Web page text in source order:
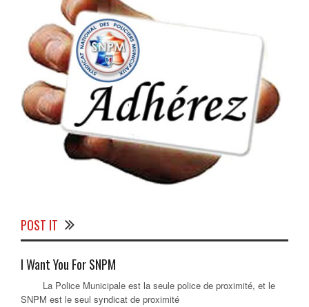
POST IT
I Want You For SNPM
La Police Municipale est la seule police de proximité, et le
SNPM est le seul syndicat de proximité